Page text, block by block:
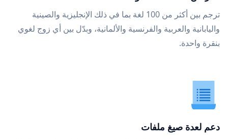
ترجم بين أكثر من 100 لغة بما في ذلك الإنجليزية والصينية
واليابانية والعربية والفرنسية والألمانية، وبدّل بين أي زوج لغوي
بنقرة واحدة.
دعم لعدة صيغ ملفات